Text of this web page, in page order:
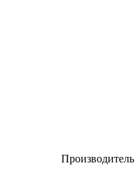
Производитель